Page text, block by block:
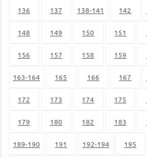
136 137 138-141 142
148 149 150 151
156 157 158 159
163-164 165 166 167
172 173 174 175
179 180 182 183
189-190 191 192-194 195